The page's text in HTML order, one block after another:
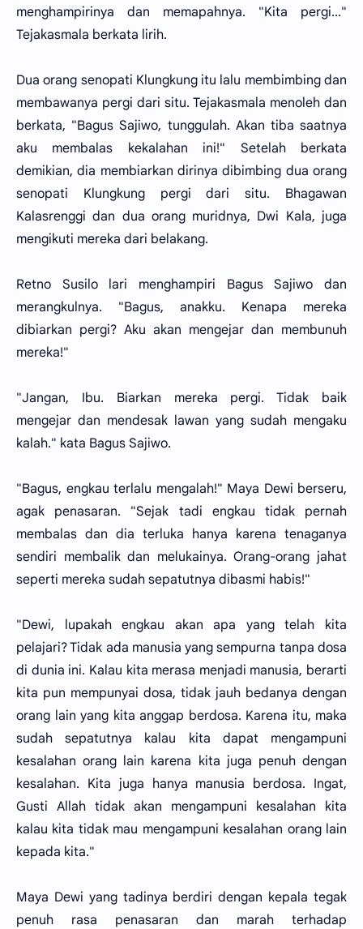
menghampirinya dan memapahnya. "Kita pergi..."
Tejakasmala berkata lirih.
Dua orang senopati Klungkung itu lalu membimbing dan
membawanya pergi dari situ. Tejakasmala menoleh dan
berkata, "Bagus Sajiwo, tunggulah. Akan tiba saatnya
aku membalas kekalahan ini!" Setelah berkata
demikian, dia membiarkan dirinya dibimbing dua orang
senopati Klungkung pergi dari situ. Bhagawan
Kalasrenggi dan dua orang muridnya, Dwi Kala, juga
mengikuti mereka dari belakang.
Retno Susilo lari menghampiri Bagus Sajiwo dan
merangkulnya. "Bagus, anakku. Kenapa mereka
dibiarkan pergi? Aku akan mengejar dan membunuh
mereka!"
"Jangan, Ibu. Biarkan mereka pergi. Tidak baik
mengejar dan mendesak lawan yang sudah mengaku
kalah." kata Bagus Sajiwo.
"Bagus, engkau terlalu mengalah!" Maya Dewi berseru,
agak penasaran. "Sejak tadi engkau tidak pernah
membalas dan dia terluka hanya karena tenaganya
sendiri membalik dan melukainya. Orang-orang jahat
seperti mereka sudah sepatutnya dibasmi habis!"
"Dewi, lupakah engkau akan apa yang telah kita
pelajari? Tidak ada manusia yang sempurna tanpa dosa
di dunia ini. Kalau kita merasa menjadi manusia, berarti
kita pun mempunyai dosa, tidak jauh bedanya dengan
orang lain yang kita anggap berdosa. Karena itu, maka
sudah sepatutnya kalau kita dapat mengampuni
kesalahan orang lain karena kita juga penuh dengan
kesalahan. Kita juga hanya manusia berdosa. Ingat,
Gusti Allah tidak akan mengampuni kesalahan kita
kalau kita tidak mau mengampuni kesalahan orang lain
kepada kita."
Maya Dewi yang tadinya berdiri dengan kepala tegak
penuh rasa penasaran dan marah terhadap